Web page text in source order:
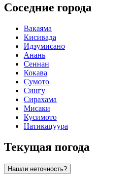
Соседние города
Вакаяма
Кисивада
Идзумисано
Анань
Сеннан
Кокава
Сумото
Сингу
Сирахама
Мисаки
Кусимото
Натикацуура
Текущая погода
Нашли неточность?